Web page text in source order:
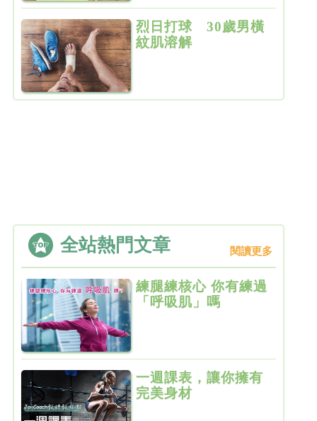
烈日打球 30歲男橫
紋肌溶解
全站熱門文章 閱讀更多
練腿練核心 你有練過
「呼吸肌」嗎
一週課表，讓你擁有
完美身材